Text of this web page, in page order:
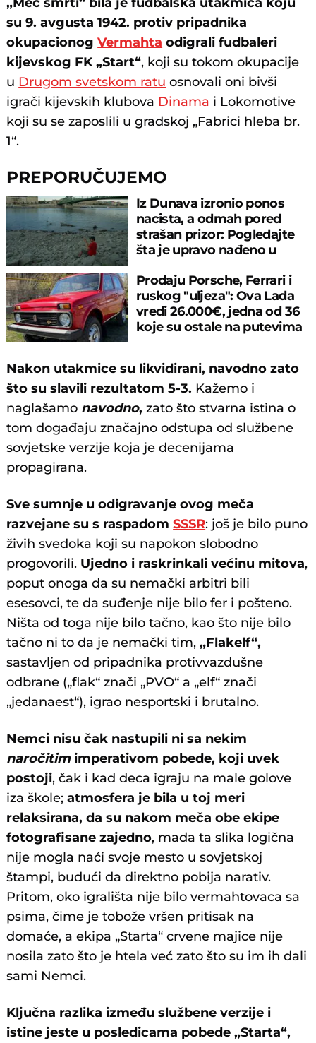
su 9. avgusta 1942. protiv pripadnika
okupacionogVermahta odigrali fudbaleri
kijevskog FK „Start“, koji su tokom okupacije
u Drugom svetskom ratu osnovali oni bivši
igrači kijevskih klubova Dinama i Lokomotive
koji su se zaposlili u gradskoj „Fabrici hleba br.
1“.
PREPORUČUJEMO
Iz Dunava izronio ponos
nacista, a odmah pored
strašan prizor: Pogledajte
šta je upravo nađeno u
Prodaju Porsche, Ferrari i
ruskog "uljeza": Ova Lada
vredi 26.000€, jedna od 36
koje su ostale na putevima
Nakon utakmice su likvidirani, navodno zato
što su slavili rezultatom 5-3. Kažemo i
naglašamo navodno, zato što stvarna istina o
tom događaju značajno odstupa od službene
sovjetske verzije koja je decenijama
propagirana.
Sve sumnje u odigravanje ovog meča
razvejane su s raspadomSSSR: još je bilo puno
živih svedoka koji su napokon slobodno
progovorili. Ujedno i raskrinkali većinu mitova,
poput onoga da su nemački arbitri bili
esesovci, te da suđenje nije bilo fer i pošteno.
Ništa od toga nije bilo tačno, kao što nije bilo
tačno ni to da je nemački tim,„Flakelf“,
sastavljen od pripadnika protivvazdušne
odbrane („flak“ znači „PVO“ a „elf“ znači
„jedanaest“), igrao nesportski i brutalno.
Nemci nisu čak nastupili ni sa nekim
naročitimimperativom pobede, koji uvek
postoji, čak i kad deca igraju na male golove
iza škole;atmosfera je bila u toj meri
relaksirana, da su nakom meča obe ekipe
fotografisane zajedno, mada ta slika logična
nije mogla naći svoje mesto u sovjetskoj
štampi, budući da direktno pobija narativ.
Pritom, oko igrališta nije bilo vermahtovaca sa
psima, čime je tobože vršen pritisak na
domaće, a ekipa „Starta“ crvene majice nije
nosila zato što je htela već zato što su im ih dali
sami Nemci.
Ključna razlika između službene verzije i
istine jeste u posledicama pobede „Starta“,